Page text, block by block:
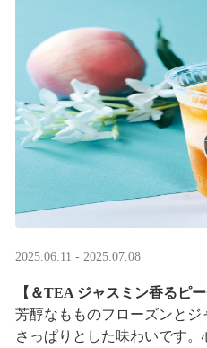
2025.06.11 - 2025.07.08
【＆TEA ジャスミン香るピ
芳醇なもものフローズンと
さっぱりとした味わいです